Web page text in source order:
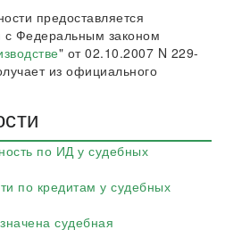
предоставляется
с Федеральным законом
" от 02.10.2007 N 229-
из официального
по ИД у судебных
по кредитам у судебных
судебная